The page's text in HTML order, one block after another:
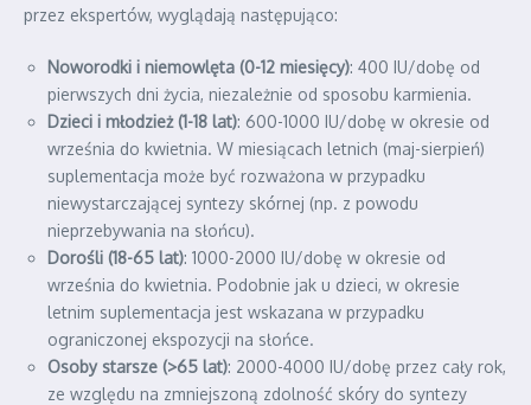
przez ekspertów, wyglądają następująco:
Noworodki i niemowlęta (0-12 miesięcy): 400 IU/dobę od
pierwszych dni życia, niezależnie od sposobu karmienia.
Dzieci i młodzież (1-18 lat): 600-1000 IU/dobę w okresie od
września do kwietnia. W miesiącach letnich (maj-sierpień)
suplementacja może być rozważona w przypadku
niewystarczającej syntezy skórnej (np. z powodu
nieprzebywania na słońcu).
Dorośli (18-65 lat): 1000-2000 IU/dobę w okresie od
września do kwietnia. Podobnie jak u dzieci, w okresie
letnim suplementacja jest wskazana w przypadku
ograniczonej ekspozycji na słońce.
Osoby starsze (>65 lat): 2000-4000 IU/dobę przez cały rok,
ze względu na zmniejszoną zdolność skóry do syntezy